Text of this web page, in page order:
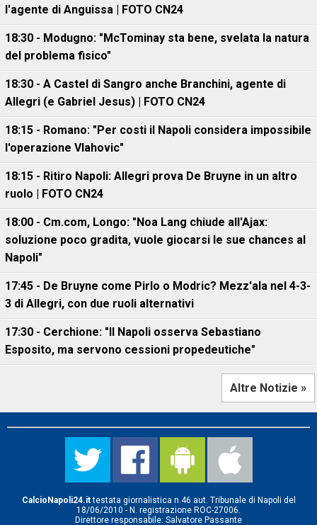
l'agente di Anguissa | FOTO CN24
18:30 - Modugno: "McTominay sta bene, svelata la natura
del problema fisico"
18:30 - A Castel di Sangro anche Branchini, agente di
Allegri (e Gabriel Jesus) | FOTO CN24
18:15 - Romano: "Per costi il Napoli considera impossibile
l'operazione Vlahovic"
18:15 - Ritiro Napoli: Allegri prova De Bruyne in un altro
ruolo | FOTO CN24
18:00 - Cm.com, Longo: "Noa Lang chiude all'Ajax:
soluzione poco gradita, vuole giocarsi le sue chances al
Napoli"
17:45 - De Bruyne come Pirlo o Modric? Mezz'ala nel 4-3-
3 di Allegri, con due ruoli alternativi
17:30 - Cerchione: "Il Napoli osserva Sebastiano
Esposito, ma servono cessioni propedeutiche"
Altre Notizie »
CalcioNapoli24.ittestata giornalistica n.46 aut. Tribunale di Napoli del
18/06/2010 - N. registrazione ROC-27006.
Direttore responsabile: Salvatore Passante